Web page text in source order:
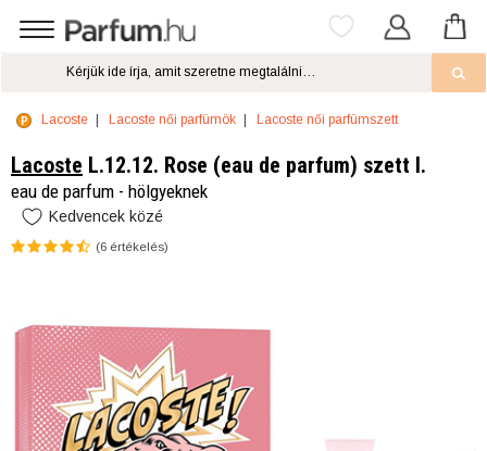
Lacoste Lacoste női parfümök Lacoste női parfümszett
Lacoste L.12.12. Rose (eau de parfum) szett I.
eau de parfum - hölgyeknek
Kedvencek közé
(6 értékelés)